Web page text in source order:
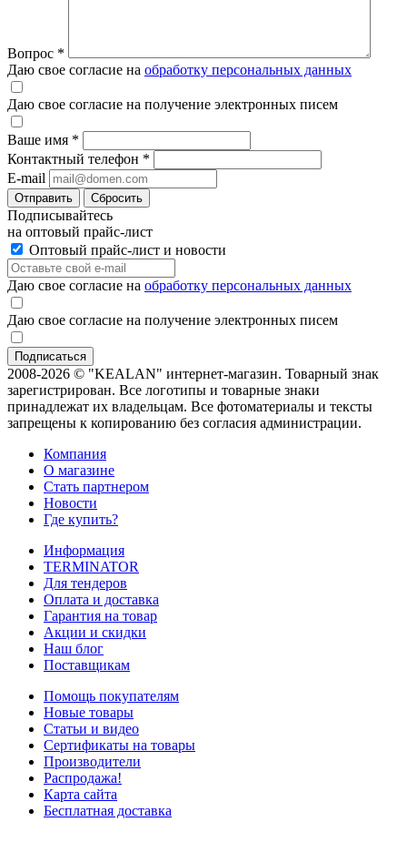
Вопрос *
Даю свое согласие на обработку персональных данных
Даю свое согласие на получение электронных писем
Ваше имя *
Контактный телефон *
E-mail
Отправить Сбросить
Подписывайтесь
на оптовый прайс-лист
Оптовый прайс-лист и новости
Даю свое согласие на обработку персональных данных
Даю свое согласие на получение электронных писем
2008-2026 © "KEALAN" интернет-магазин. Товарный знак
зарегистрирован. Все логотипы и товарные знаки
принадлежат их владельцам. Все фотоматериалы и тексты
запрещены к копированию без согласия администрации.
Компания
О магазине
Стать партнером
Новости
Где купить?
Информация
TERMINATOR
Для тендеров
Оплата и доставка
Гарантия на товар
Акции и скидки
Наш блог
Поставщикам
Помощь покупателям
Новые товары
Статьи и видео
Сертификаты на товары
Производители
Распродажа!
Карта сайта
Бесплатная доставка